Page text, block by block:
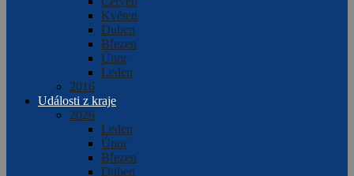
Květen
Duben
Březen
Únor
Leden
2016
Události z kraje
2026
Leden
Únor
Březen
Duben